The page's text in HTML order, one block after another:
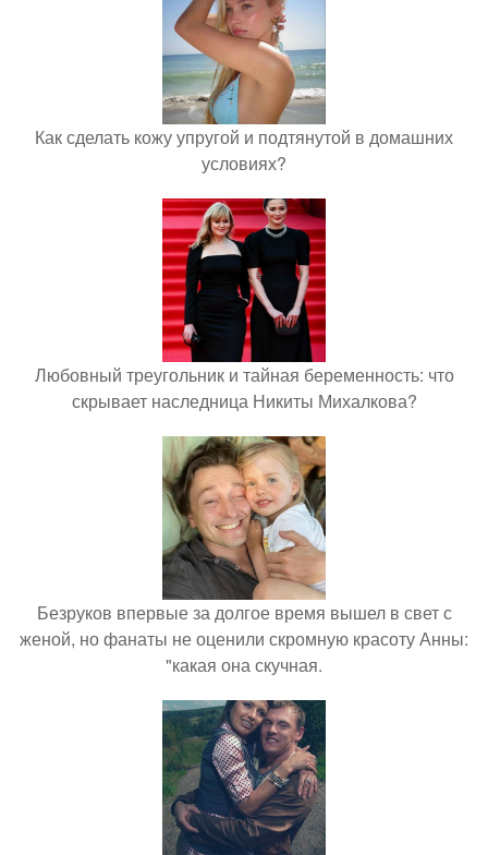
Как сделать кожу упругой и подтянутой в домашних
условиях?
Любовный треугольник и тайная беременность: что
скрывает наследница Никиты Михалкова?
Безруков впервые за долгое время вышел в свет с
женой, но фанаты не оценили скромную красоту Анны:
"какая она скучная.